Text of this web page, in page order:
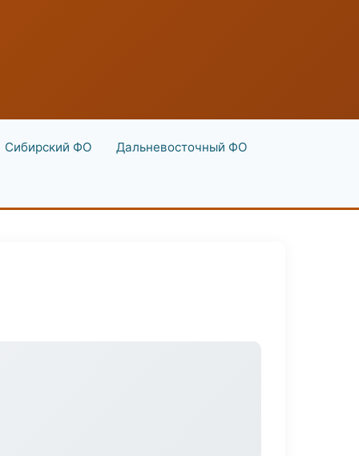
Сибирский ФО Дальневосточный ФО